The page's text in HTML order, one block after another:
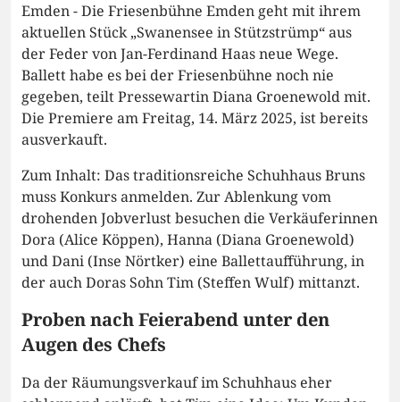
Emden - Die Friesenbühne Emden geht mit ihrem
aktuellen Stück „Swanensee in Stützstrümp“ aus
der Feder von Jan-Ferdinand Haas neue Wege.
Ballett habe es bei der Friesenbühne noch nie
gegeben, teilt Pressewartin Diana Groenewold mit.
Die Premiere am Freitag, 14. März 2025, ist bereits
ausverkauft.
Zum Inhalt: Das traditionsreiche Schuhhaus Bruns
muss Konkurs anmelden. Zur Ablenkung vom
drohenden Jobverlust besuchen die Verkäuferinnen
Dora (Alice Köppen), Hanna (Diana Groenewold)
und Dani (Inse Nörtker) eine Ballettaufführung, in
der auch Doras Sohn Tim (Steffen Wulf) mittanzt.
Proben nach Feierabend unter den
Augen des Chefs
Da der Räumungsverkauf im Schuhhaus eher